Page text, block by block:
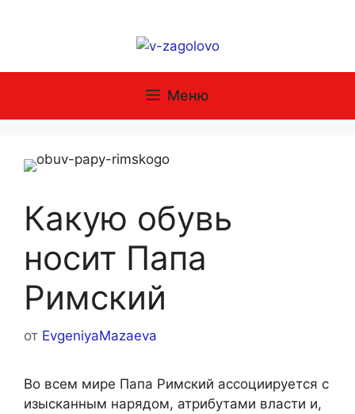
Меню
Какую обувь
носит Папа
Римский
от EvgeniyaMazaeva
Во всем мире Папа Римский ассоциируется с
изысканным нарядом, атрибутами власти и,